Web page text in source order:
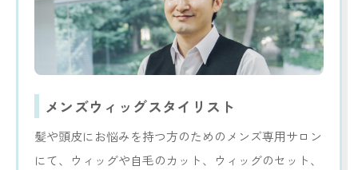
メンズウィッグスタイリスト
髪や頭皮にお悩みを持つ方のためのメンズ専用サロン
にて、ウィッグや自毛のカット、ウィッグのセット、